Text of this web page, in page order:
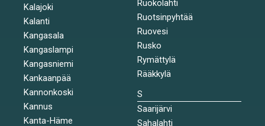
Kalajoki
Kalanti
Kangasala
Kangaslampi
Kangasniemi
Kankaanpää
Kannonkoski
Kannus
Kanta-Häme
Ruokolahti
Ruotsinpyhtää
Ruovesi
Rusko
Rymättylä
Rääkkylä
S
Saarijärvi
Sahalahti